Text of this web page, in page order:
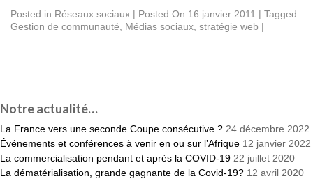
Posted in Réseaux sociaux | Posted On 16 janvier 2011 | Tagged
Gestion de communauté
Médias sociaux stratégie web |
Notre actualité…
La France vers une seconde Coupe consécutive ? 24 décembre 2022
Événements et conférences à venir en ou sur l’Afrique 12 janvier 2022
La commercialisation pendant et après la COVID-19 22 juillet 2020
La dématérialisation, grande gagnante de la Covid-19? 12 avril 2020